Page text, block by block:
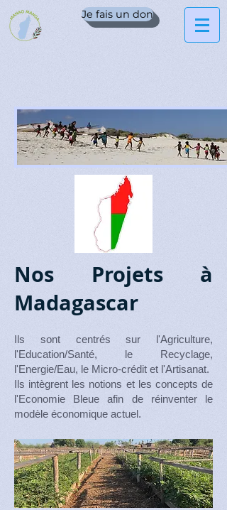
Je fais un don
Nos Projets à
Madagascar
Ils sont centrés sur l'Agriculture,
l'Education/Santé, le Recyclage,
l'Energie/Eau, le Micro-crédit et l'Artisanat.
Ils intègrent les notions et les concepts de
l'Economie Bleue afin de réinventer le
modèle économique actuel.